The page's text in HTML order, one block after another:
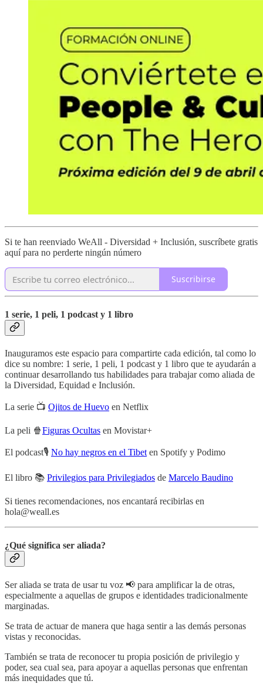
Si te han reenviado WeAll - Diversidad + Inclusión, suscríbete gratis
aquí para no perderte ningún número
Suscribirse
1 serie, 1 peli, 1 podcast y 1 libro
Inauguramos este espacio para compartirte cada edición, tal como lo
dice su nombre: 1 serie, 1 peli, 1 podcast y 1 libro que te ayudarán a
continuar desarrollando tus habilidades para trabajar como aliada de
la Diversidad, Equidad e Inclusión.
La serie 📺 Ojitos de Huevo en Netflix
La peli 🍿Figuras Ocultas en Movistar+
El podcast🎙️ No hay negros en el Tibet en Spotify y Podimo
El libro 📚 Privilegios para Privilegiados de Marcelo Baudino
Si tienes recomendaciones, nos encantará recibirlas en
hola@weall.es
¿Qué significa ser aliada?
Ser aliada se trata de usar tu voz 📢 para amplificar la de otras,
especialmente a aquellas de grupos e identidades tradicionalmente
marginadas.
Se trata de actuar de manera que haga sentir a las demás personas
vistas y reconocidas.
También se trata de reconocer tu propia posición de privilegio y
poder, sea cual sea, para apoyar a aquellas personas que enfrentan
más inequidades que tú.